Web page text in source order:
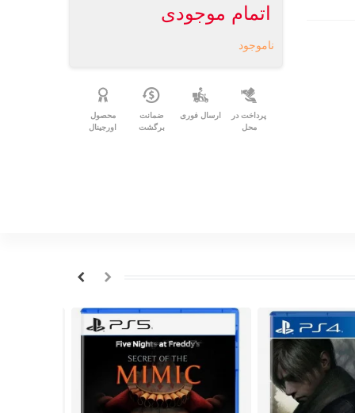
اتمام موجودی
ناموجود
پرداخت در
محل
ارسال فوری
ضمانت
برگشت
محصول
اورجینال